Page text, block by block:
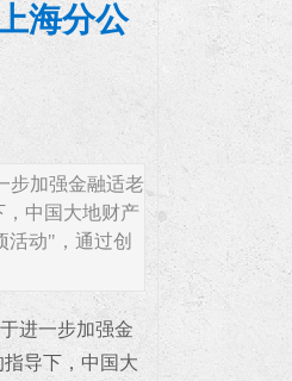
海分公
步加强金融适老
中国大地财产
动"，通过创
进一步加强金
导下，中国大